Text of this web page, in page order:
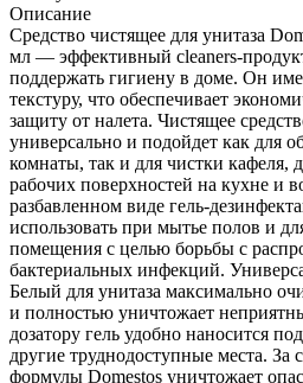
Описание
Средство чистящее для унитаза
мл — эффективный cleaners-
поддержать гигиену в доме. Он
текстуру, что обеспечивает
защиту от налета. Чистящее
универсально и подойдет как для
комнаты, так и для чистки кафеля,
рабочих поверхностей на кухне и
разбавленном виде гель-
использовать при мытье полов и
помещения с целью борьбы с
бактериальных инфекций.
Белый для унитаза максимально
и полностью уничтожает
дозатору гель удобно наносится
другие труднодоступные места. За
формулы Domestos уничтожает